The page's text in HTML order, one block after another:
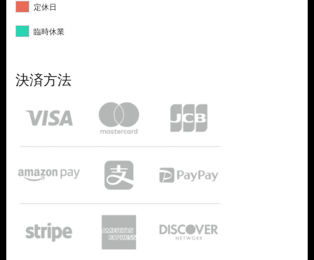
定休日
臨時休業
決済方法